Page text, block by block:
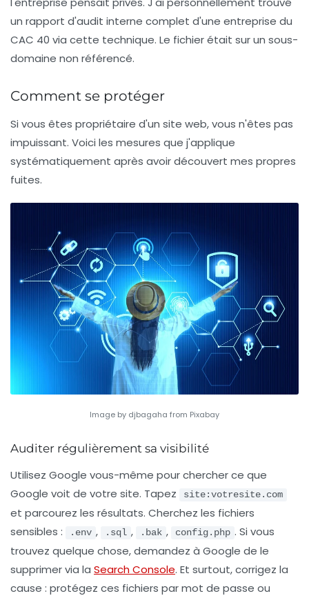
un rapport d'audit interne complet d'une entreprise du
CAC 40 via cette technique. Le fichier était sur un sous-
domaine non référencé.
Comment se protéger
Si vous êtes propriétaire d'un site web, vous n'êtes pas
impuissant. Voici les mesures que j'applique
systématiquement après avoir découvert mes propres
fuites.
Image by djbagaha from Pixabay
Auditer régulièrement sa visibilité
Utilisez Google vous-même pour chercher ce que
Google voit de votre site. Tapez
site:votresite.com
et parcourez les résultats. Cherchez les fichiers
sensibles :
.env , .sql , .bak , config.php . Si vous
trouvez quelque chose, demandez à Google de le
supprimer via la Search Console. Et surtout, corrigez la
cause : protégez ces fichiers par mot de passe ou